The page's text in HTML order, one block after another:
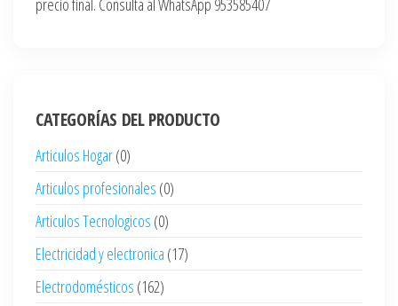
precio final. Consulta al WhatsApp 953585407
CATEGORÍAS DEL PRODUCTO
Articulos Hogar(0)
Articulos profesionales (0)
Articulos Tecnologicos (0)
Electricidad y electronica (17)
Electrodomésticos (162)